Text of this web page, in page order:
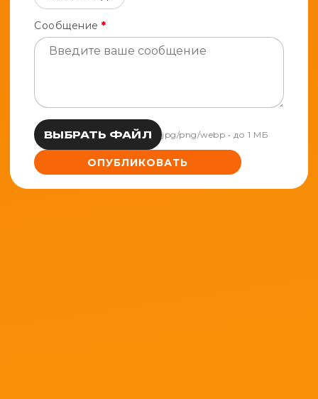
Сообщение *
ВЫБРАТЬ ФАЙЛ jpg/png/webp • до 1 МБ
ОПУБЛИКОВАТЬ